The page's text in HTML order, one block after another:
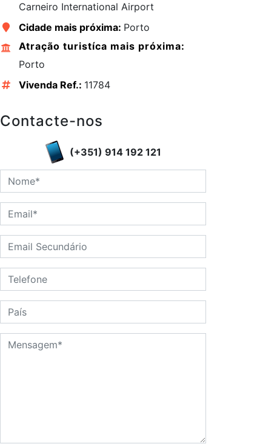
Carneiro International Airport
Cidade mais próxima: Porto
Atração turistíca mais próxima:
Porto
Vivenda Ref.: 11784
Contacte-nos
(+351) 914 192 121